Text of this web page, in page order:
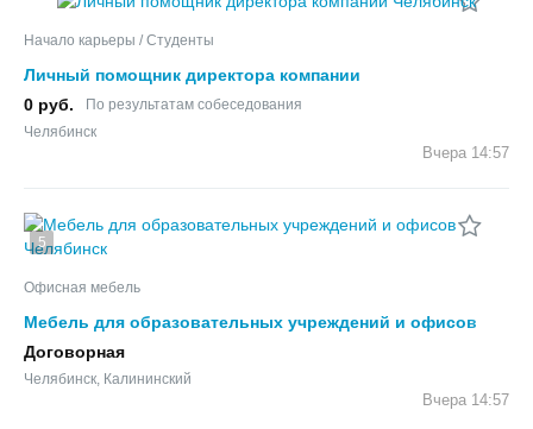
Начало карьеры / Студенты
Личный помощник директора компании
0 руб.
По результатам собеседования
Челябинск
Вчера 14:57
5
Офисная мебель
Мебель для образовательных учреждений и офисов
Договорная
Челябинск, Калининский
Вчера 14:57